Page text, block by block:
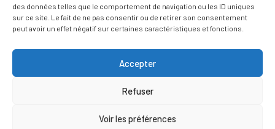
des données telles que le comportement de navigation ou les ID uniques
sur ce site. Le fait de ne pas consentir ou de retirer son consentement
peut avoir un effet négatif sur certaines caractéristiques et fonctions.
Accepter
Refuser
Voir les préférences
Politique de cookies
© 2025 Tamnies.fr